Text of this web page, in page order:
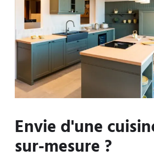
Envie d'une
sur-mesure ?